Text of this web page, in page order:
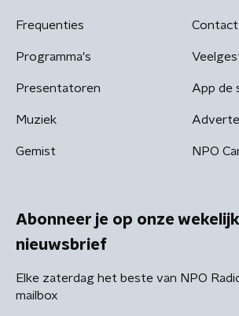
Frequenties
Programma's
Presentatoren
Muziek
Gemist
Contact
App de
NPO
Abonneer je op onze
nieuwsbrief
Elke zaterdag het beste van NPO
mailbox